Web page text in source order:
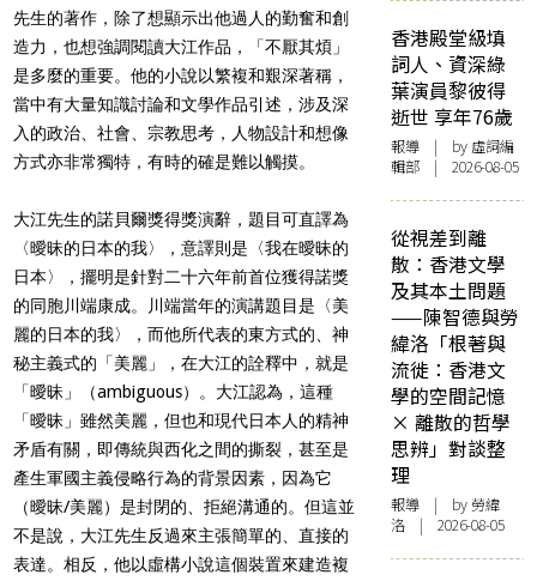
先生的著作，除了想顯示出他過人的勤奮和創
造力，也想強調閱讀大江作品，「不厭其煩」
是多麼的重要。他的小說以繁複和艱深著稱，
當中有大量知識討論和文學作品引述，涉及深
入的政治、社會、宗教思考，人物設計和想像
方式亦非常獨特，有時的確是難以觸摸。
大江先生的諾貝爾獎得獎演辭，題目可直譯為
〈曖昧的日本的我〉，意譯則是〈我在曖昧的
日本〉，擺明是針對二十六年前首位獲得諾獎
的同胞川端康成。川端當年的演講題目是〈美
麗的日本的我〉，而他所代表的東方式的、神
秘主義式的「美麗」，在大江的詮釋中，就是
「曖昧」（ambiguous）。大江認為，這種
「曖昧」雖然美麗，但也和現代日本人的精神
矛盾有關，即傳統與西化之間的撕裂，甚至是
產生軍國主義侵略行為的背景因素，因為它
（曖昧/美麗）是封閉的、拒絕溝通的。但這並
不是說，大江先生反過來主張簡單的、直接的
表達。相反，他以虛構小說這個裝置來建造複
香港殿堂級填
詞人、資深綠
葉演員黎彼得
逝世 享年76歲
報導 | by 虛詞編
輯部 | 2026-08-05
從視差到離
散：香港文學
及其本土問題
——陳智德與勞
緯洛「根著與
流徙：香港文
學的空間記憶
× 離散的哲學
思辨」對談整
理
報導 | by 勞緯
洛 | 2026-08-05